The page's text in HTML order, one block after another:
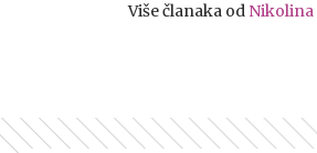
Više članaka od Nikolina